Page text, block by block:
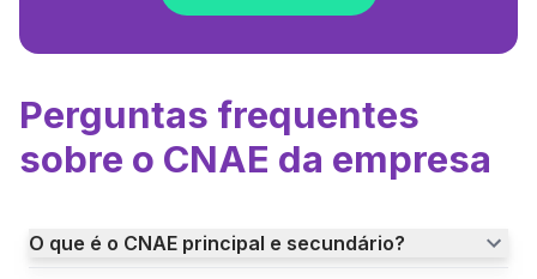
Perguntas frequentes
sobre o CNAE da empresa
O que é o CNAE principal e secundário?